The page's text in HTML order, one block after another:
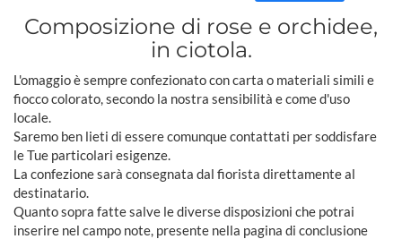
Composizione di rose e orchidee,
in ciotola.
L'omaggio è sempre confezionato con carta o materiali simili e
fiocco colorato, secondo la nostra sensibilità e come d'uso
locale.
Saremo ben lieti di essere comunque contattati per soddisfare
le Tue particolari esigenze.
La confezione sarà consegnata dal fiorista direttamente al
destinatario.
Quanto sopra fatte salve le diverse disposizioni che potrai
inserire nel campo note, presente nella pagina di conclusione